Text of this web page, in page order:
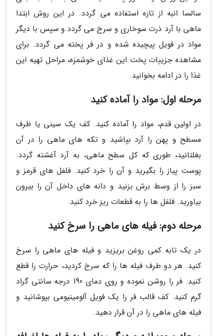
سالسا انبه از تازه استفاده می گردد. در این روش ابتدا
ماهی با آرد ذرت سوخاری و سرخ می گردد و سپس با دیگر
مواد در فویل پیچیده شده و در فر پخته می گردد. برای
مشاهده جزییات پخت این غذای خوشمزه، مراحل تهیه این
غذا را در ادامه بخوانید.
مرحله اول: مواد را آماده کنید
در اولین قدم، مواد را آماده کنید. کف یک سینی یا ظرف
مسطح و پهن را آرد بپاشید و تکه های ماهی را در آن
بغلتانید، طوری که کل سطح ماهی، به آرد آغشته گردد.
پوست پیاز را بگیرید و آن را خرد کنید. فلفل های قرمز و
سبز را از وسط برش بزنید و دانه های داخل آن را بیرون
بیاورید. فلفل ها را به قطعات ریز خرد کنید.
مرحله دوم: فیله های ماهی را سرخ کنید
در یک تابه کمی روغن بریزید و فیله های ماهی را سرخ
کنید. هر دو طرف فیله ها را که سرخ کردید، حرارت را قطع
کنید. فر را روشن نموده و روی دمای 190 درجه سانتی گراد
گرم کنید. کف قالب فر را یک فویل آلومینیومی بپوشانید و
فیله های ماهی را در آن قرار دهید.